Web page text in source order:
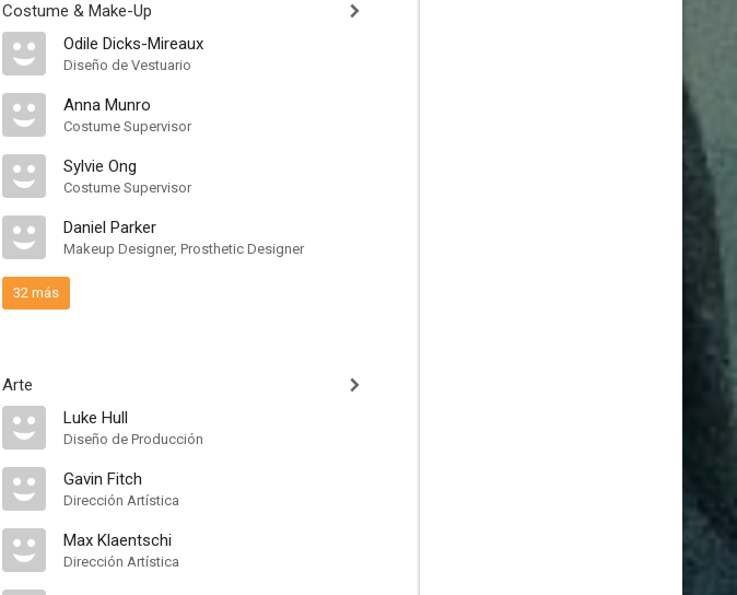
Costume & Make-Up
Odile Dicks-Mireaux
Diseño de Vestuario
Anna Munro
Costume Supervisor
Sylvie Ong
Costume Supervisor
Daniel Parker
Makeup Designer, Prosthetic Designer
32 más
Arte
Luke Hull
Diseño de Producción
Gavin Fitch
Dirección Artística
Max Klaentschi
Dirección Artística